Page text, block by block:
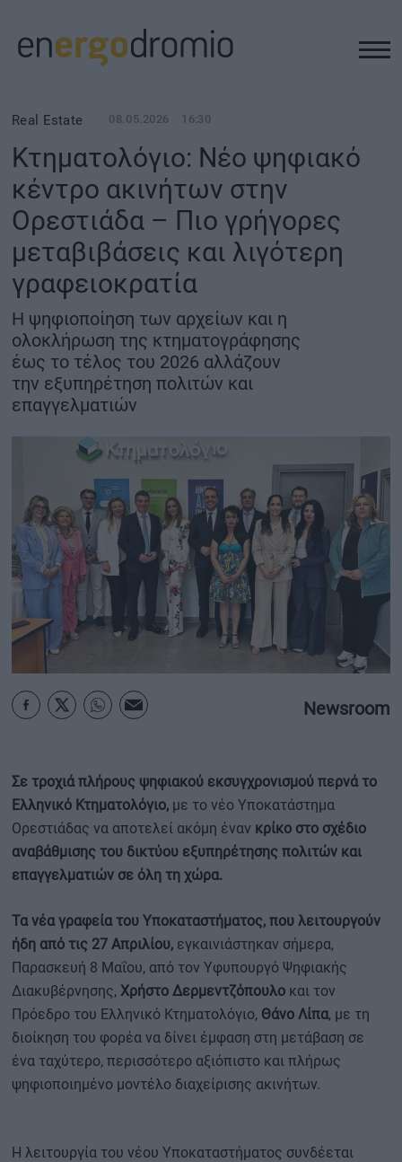
ΥΠΟΔΟΜΕΣ
REAL ESTATE
ΠΕΡΙΒΑΛΛΟΝ
ΕΝΕΡΓΕΙΑ
ΜΕΤΑΦΟΡΕΣ - ΗΛΕΚΤΡΟΚΙΝΗΣΗ
ΨΗΦΙΑΚΟΣ ΚΟΣΜΟΣ
ΟΙΚΟΝΟΜΙΑ - ΕΠΙΧΕΙΡΗΣΕΙΣ
MY PROPERTY
ΚΑΡΑΜΠΟΛΕΣ
ΟΡΟΙ ΧΡΗΣΗΣ
ΕΠΙΚΟΙΝΩΝΙΑ
ΤΑΥΤΟΤΗΤΑ
Real Estate 08.05.2026 16:30
Κτηματολόγιο: Νέο ψηφιακό
κέντρο ακινήτων στην
Ορεστιάδα – Πιο γρήγορες
μεταβιβάσεις και λιγότερη
γραφειοκρατία
Η ψηφιοποίηση των αρχείων και η
ολοκλήρωση της κτηματογράφησης
έως το τέλος του 2026 αλλάζουν
την εξυπηρέτηση πολιτών και
επαγγελματιών
Newsroom
Σε τροχιά πλήρους ψηφιακού εκσυγχρονισμού περνά το
Ελληνικό Κτηματολόγιο, με το νέο Υποκατάστημα
Ορεστιάδας να αποτελεί ακόμη έναν κρίκο στο σχέδιο
αναβάθμισης του δικτύου εξυπηρέτησης πολιτών και
επαγγελματιών σε όλη τη χώρα.
Τα νέα γραφεία του Υποκαταστήματος, που λειτουργούν
ήδη από τις 27 Απριλίου, εγκαινιάστηκαν σήμερα,
Παρασκευή 8 Μαΐου, από τον Υφυπουργό Ψηφιακής
Διακυβέρνησης, Χρήστο Δερμεντζόπουλο και τον
Πρόεδρο του Ελληνικό Κτηματολόγιο, Θάνο Λίπα, με τη
διοίκηση του φορέα να δίνει έμφαση στη μετάβαση σε
ένα ταχύτερο, περισσότερο αξιόπιστο και πλήρως
ψηφιοποιημένο μοντέλο διαχείρισης ακινήτων.
Η λειτουργία του νέου Υποκαταστήματος συνδέεται